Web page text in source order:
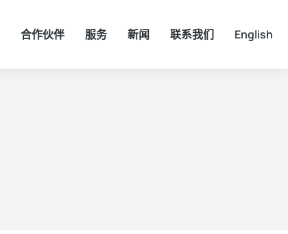
合作伙伴 服务 新闻 联系我们 English